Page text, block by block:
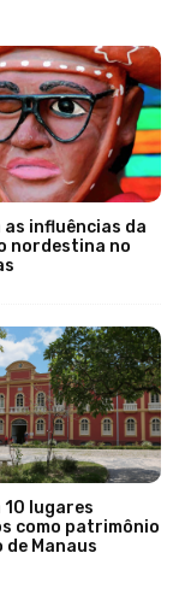
as influências da
nordestina no
10 lugares
como patrimônio
Manaus